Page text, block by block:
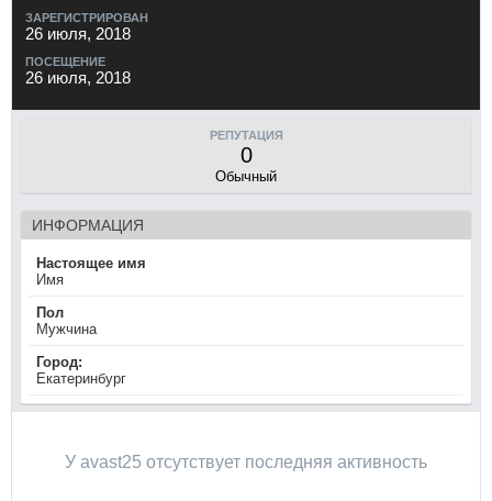
ЗАРЕГИСТРИРОВАН
26 июля, 2018
ПОСЕЩЕНИЕ
26 июля, 2018
РЕПУТАЦИЯ
0
Обычный
ИНФОРМАЦИЯ
Настоящее имя
Имя
Пол
Мужчина
Город:
Екатеринбург
У avast25 отсутствует последняя активность